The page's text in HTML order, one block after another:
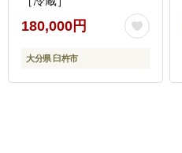
180,000円
大分県 臼杵市